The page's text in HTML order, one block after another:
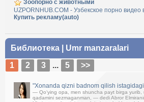
Зоопорно с животными
UZPORNHUB.COM - Узбекское порно видео
Купить рекламу(auto)
Библиотека
Umr manzaralari
1
2 3 ... 5 >>
"Xonanda qizni badnom qilish istagidagi
— Qo‘ying opa, men shuncha payt birga yurib,
qadamini sezmaganman, — dedi Abror